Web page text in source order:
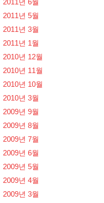
2011년 6월
2011년 5월
2011년 3월
2011년 1월
2010년 12월
2010년 11월
2010년 10월
2010년 3월
2009년 9월
2009년 8월
2009년 7월
2009년 6월
2009년 5월
2009년 4월
2009년 3월